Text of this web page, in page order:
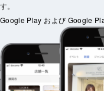
す。
Google Play および Google